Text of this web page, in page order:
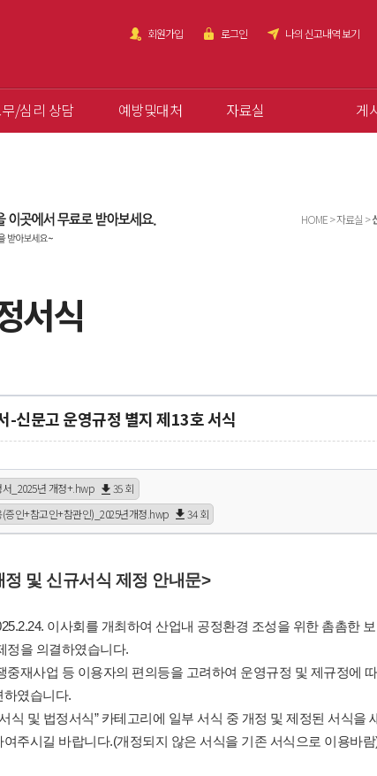
회원가입 로그인 나의 신고내역 보기
/심리 상담 예방및대처 자료실 게
HOME > 자료실 >
서식
-신문고 운영규정 별지 제13호 서식
_2025년 개정+.hwp
35 회
증인+참고인+참관인)_2025년개정.hwp
34 회
및 신규서식 제정 안내문>
이사회를 개최하여 산업내 공정환경 조성을 위한 촘촘한
정을 의결하였습니다.
중재사업 등 이용자의 편의등을 고려하여 운영규정 및 제규정에
하였습니다.
식 및 법정서식” 카테고리에 일부 서식 중 개정 및 제정된 서식을
주시길 바랍니다.(개정되지 않은 서식을 기존 서식으로 이용바람